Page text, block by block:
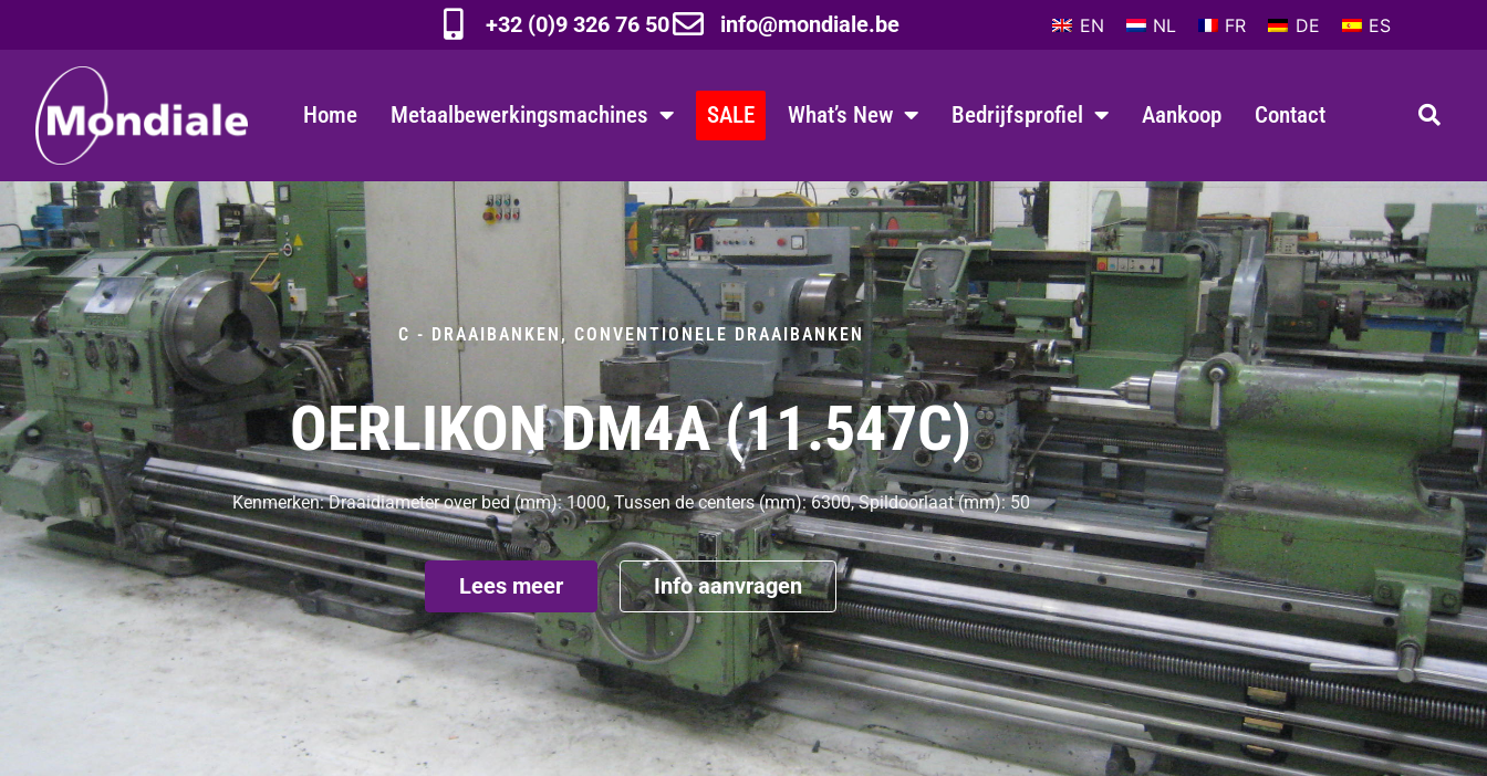
+32 (0)9 326 76 50 info@mondiale.be EN NL FR DE ES
Home Metaalbewerkingsmachines SALE What’s New Bedrijfsprofiel Aankoop Contact
C - DRAAIBANKEN , CONVENTIONELE DRAAIBANKEN
OERLIKON DM4A (11.547C)
Kenmerken: Draaidiameter over bed (mm): 1000, Tussen de centers (mm): 6300, Spildoorlaat (mm): 50
Lees meer Info aanvragen